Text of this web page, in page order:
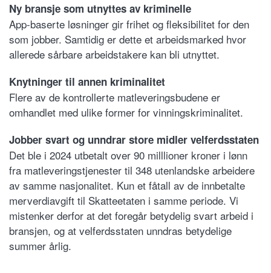
Ny bransje som utnyttes av kriminelle
App-baserte løsninger gir frihet og fleksibilitet for den
som jobber. Samtidig er dette et arbeidsmarked hvor
allerede sårbare arbeidstakere kan bli utnyttet.
Knytninger til annen kriminalitet
Flere av de kontrollerte matleveringsbudene er
omhandlet med ulike former for vinningskriminalitet.
Jobber svart og unndrar store midler velferdsstaten
Det ble i 2024 utbetalt over 90 milllioner kroner i lønn
fra matleveringstjenester til 348 utenlandske arbeidere
av samme nasjonalitet. Kun et fåtall av de innbetalte
merverdiavgift til Skatteetaten i samme periode. Vi
mistenker derfor at det foregår betydelig svart arbeid i
bransjen, og at velferdsstaten unndras betydelige
summer årlig.